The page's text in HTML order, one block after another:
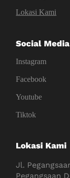
Lokasi Kami
Social Media
Instagram
Facebook
Youtube
Tiktok
Lokasi Kami
Jl.
Pegangsaan